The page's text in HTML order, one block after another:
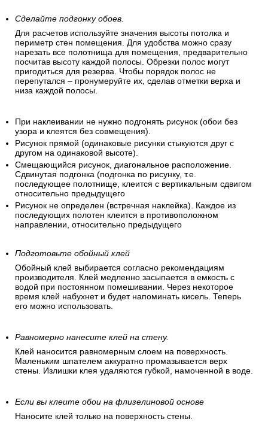
Сделайте подгонку обоев.
Для расчетов используйте значения высоты потолка и
периметр стен помещения. Для удобства можно сразу
нарезать все полотнища для помещения, предварительно
посчитав высоту каждой полосы. Обрезки полос могут
пригодиться для резерва. Чтобы порядок полос не
перепутался – пронумеруйте их, сделав отметки верха и
низа каждой полосы.
При наклеивании не нужно подгонять рисунок (обои без
узора и клеятся без совмещения).
Рисунок прямой (одинаковые рисунки стыкуются друг с
другом на одинаковой высоте).
Смещающийся рисунок, диагональное расположение.
Сдвинутая подгонка (подгонка по рисунку, т.е.
последующее полотнище, клеится с вертикальным сдвигом
относительно предыдущего
Рисунок не определен (встречная наклейка). Каждое из
последующих полотен клеится в противоположном
направлении, относительно предыдущего
Подготовьте обойный клей
Обойный клей выбирается согласно рекомендациям
производителя. Клей медленно засыпается в емкость с
водой при постоянном помешивании. Через некоторое
время клей набухнет и будет напоминать кисель. Теперь
его можно использовать.
Равномерно нанесите клей на стену.
Клей наносится равномерным слоем на поверхность.
Маленьким шпателем аккуратно промазывается верх
стены. Излишки клея удаляются губкой, намоченной в воде.
Если вы клеите обои на флизелиновой основе
Наносите клей только на поверхность стены.